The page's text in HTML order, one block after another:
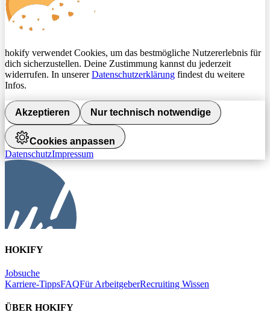
hokify verwendet Cookies, um das bestmögliche Nutzererlebnis für
dich sicherzustellen. Deine Zustimmung kannst du jederzeit
widerrufen. In unsererDatenschutzerklärung findest du weitere
Infos.
Akzeptieren Nur technisch notwendige
Cookies anpassen
DatenschutzImpressum
HOKIFY
Jobsuche
Karriere-TippsFAQFür ArbeitgeberRecruiting Wissen
ÜBER HOKIFY